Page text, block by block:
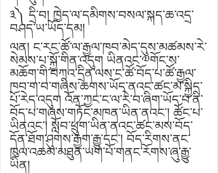
༣༽ དྲི་བ། ཁྱེད་ལ་དམིགས་བསལ་སྐད་ཆ་འདྲ་
བཤད་ཡ་ཡོད་དམ།
ལན། ང་རང་ཚོ་ལ་རྒྱལ་ཁབ་མེད་དུས་མཚམས་རེ་
སེམས་པ་སྐྱོ་གིན་འདུག ཡིནའང་༧གོང་ས་
མཆོག་གི་བཀའ་དྲིན་ལས་ང་ཚོ་བོད་པ་ཚོ་རྒྱལ་
ཁབ་ག་བ་གཞིས་ཆགས་ཡོད་ནའང་ཚང་མ་སྐྱིད་
པོ་རེད་འདུག འོན་ཀྱང་ང་ལ་རེ་བ་ཞིག་ཡོད་པ་ནི་
བོད་པ་གཞས་གཏོང་མཁན་ཡིན་ནའང་། ཚོང་པ་
ཡིནའང་། སློབ་ཕྲུག་ཡིན་ནའང་ཚང་མས་བོད་
དོན་ཐོག་ཤུགས་རྒྱག་རྒྱུ་དང་། བོད་རིགས་ནང་
ཁུལ་འཆམ་མཐུན་ཡག་པོ་གནང་རོགས་ཞུ་རྒྱུ་
ཡིན།